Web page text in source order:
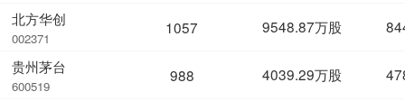
北方华创
002371
贵州茅台
600519
1057 9548.87万股
988 4039.29万股